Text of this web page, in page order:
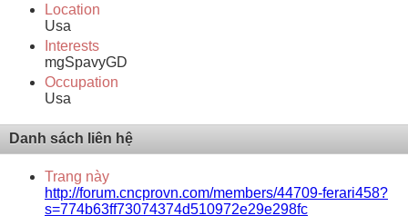
Location
Usa
Interests
mgSpavyGD
Occupation
Usa
Danh sách liên hệ
Trang này
http://forum.cncprovn.com/members/44709-ferari458?
s=774b63ff73074374d510972e29e298fc